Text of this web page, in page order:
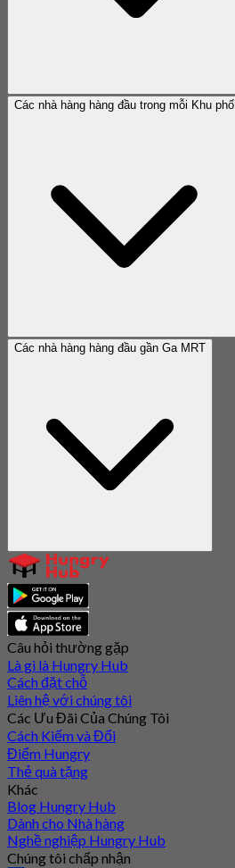
Các nhà hàng hàng đầu trong mỗi Khu phố
Các nhà hàng hàng đầu gần Ga MRT
Câu hỏi thường gặp
Là gì là Hungry Hub
Cách đặt chỗ
Liên hệ với chúng tôi
Các Ưu Đãi Của Chúng Tôi
Cách Kiếm và Đổi
Điểm Hungry
Thẻ quà tặng
Khác
Blog Hungry Hub
Dành cho Nhà hàng
Nghề nghiệp Hungry Hub
Chúng tôi chấp nhận